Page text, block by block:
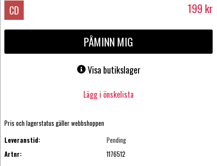
CD 199 kr
PÅMINN MIG
Visa butikslager
Lägg i önskelista
Pris och lagerstatus gäller webbshoppen
Leveranstid:
Pending
Artnr:
1176512